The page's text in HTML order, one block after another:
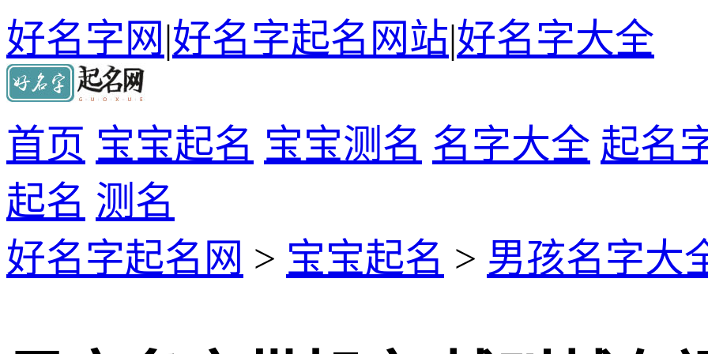
好名字网|好名字起名网站|好名字大全
首页 宝宝起名 宝宝测名 名字大全 起名
起名 测名
好名字起名网 > 宝宝起名 > 男孩名字大